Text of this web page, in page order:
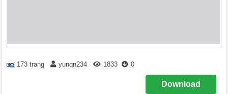
173 trang yunqn234 1833 0
Download